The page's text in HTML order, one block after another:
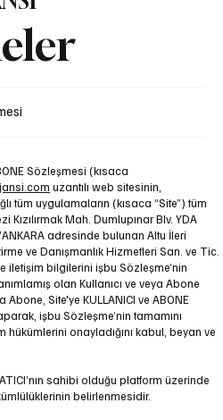
Sözleşmesi (kısaca
uzantılı web sitesinin,
tüm uygulamaların (kısaca “Site”) tüm
Kızılırmak Mah. Dumlupınar Blv. YDA
adresinde bulunan Altu İleri
ve Danışmanlık Hizmetleri San. ve Tic.
iletişim bilgilerini işbu Sözleşme’nin
olan Kullanıcı ve veya Abone
Abone, Site'ye KULLANICI ve ABONE
işbu Sözleşme’nin tamamını
hükümlerini onayladığını kabul, beyan ve
sahibi olduğu platform üzerinde
belirlenmesidir.